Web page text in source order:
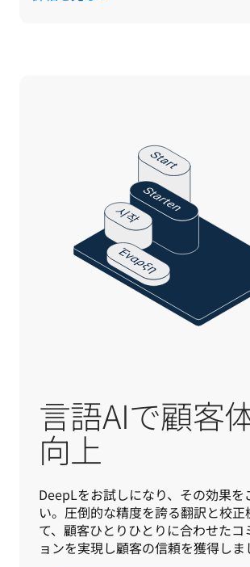
言語AIで顧客
向上
DeepLをお試しになり、その効果を
い。圧倒的な精度を誇る翻訳と校正
て、顧客ひとりひとりに合わせたコ
ョンを実現し顧客の信頼を獲得しま